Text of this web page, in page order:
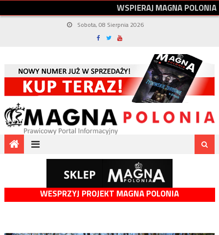
WSPIERAJMAGNAPOLONIA
Sobota, 08 Sierpnia 2026
WESPRZYJ PROJEKT MAGNA POLONIA